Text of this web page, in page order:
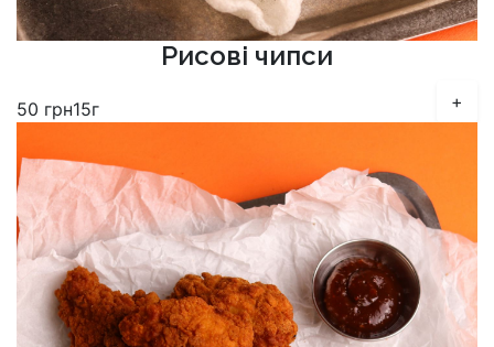
Рисові чипси
50 грн15г +